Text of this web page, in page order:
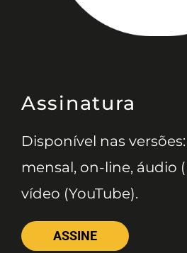
Assinatura
Disponível nas
mensal, on-line, áudio
vídeo (YouTube).
ASSINE